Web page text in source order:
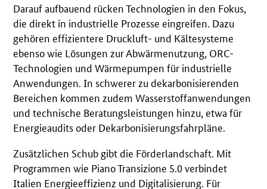
Darauf aufbauend rücken Technologien in den Fokus,
die direkt in industrielle Prozesse eingreifen. Dazu
gehören effizientere Druckluft- und Kältesysteme
ebenso wie Lösungen zur Abwärmenutzung, ORC-
Technologien und Wärmepumpen für industrielle
Anwendungen. In schwerer zu dekarbonisierenden
Bereichen kommen zudem Wasserstoffanwendungen
und technische Beratungsleistungen hinzu, etwa für
Energieaudits oder Dekarbonisierungsfahrpläne.
Zusätzlichen Schub gibt die Förderlandschaft. Mit
Programmen wie Piano Transizione 5.0 verbindet
Italien Energieeffizienz und Digitalisierung. Für